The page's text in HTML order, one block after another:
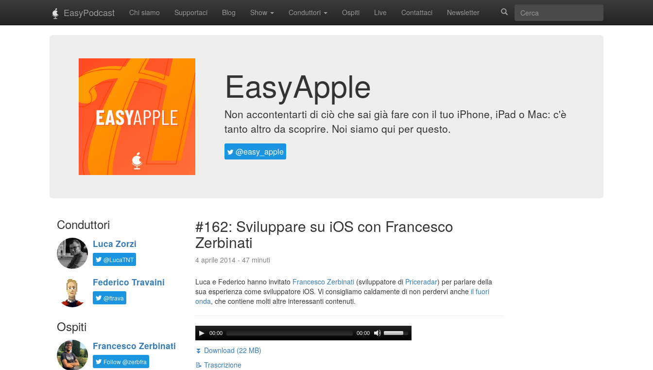
EasyPodcast Chi siamo Supportaci Blog Show Conduttori Ospiti Live Contattaci Newsletter
EasyApple
Non accontentarti di ciò che sai già fare con il tuo iPhone, iPad o Mac: c'è
tanto altro da scoprire. Noi siamo qui per questo.
@easy_apple
Conduttori
Luca Zorzi
@LucaTNT
Federico Travaini
@ftrava
Ospiti
Francesco Zerbinati
Follow @zerbfra
#162: Sviluppare su iOS con Francesco
Zerbinati
4 aprile 2014 - 47 minuti
Luca e Federico hanno invitato Francesco Zerbinati (sviluppatore di Priceradar) per parlare della
sua esperienza come sviluppatore iOS. Vi consigliamo caldamente di non perdervi anche il fuori
onda, che contiene molti altre interessanti contenuti.
00:00 00:00
⏬ Download (22 MB)
📝 Trascrizione